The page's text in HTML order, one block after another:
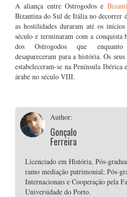
A aliança entre Ostrogodos e
Bizantina do Sul de Itália no decorrer
as hostilidades duraram até os
século e terminaram com a
dos Ostrogodos que
desapareceram para a história. Os
estabeleceram-se na Península
árabe no século VIII.
Author:
Gonçalo
Ferreira
Licenciado em História, Pós-
ramo mediação patrimonial; Pós-
Internacionais e Cooperação pela
Universidade do Porto.